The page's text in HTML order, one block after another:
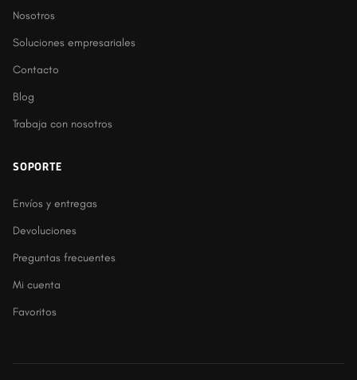
Nosotros
Soluciones empresariales
Contacto
Blog
Trabaja con nosotros
SOPORTE
Envíos y entregas
Devoluciones
Preguntas frecuentes
Mi cuenta
Favoritos